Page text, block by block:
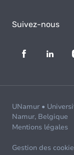
Suivez-nous
UNamur •
Namur, Belgique
Mentions légales
Gestion des